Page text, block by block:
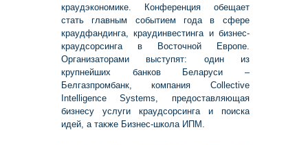
краудэкономике. Конференция обещает
стать главным событием года в сфере
краудфандинга, краудинвестинга и бизнес-
краудсорсинга в Восточной Европе.
Организаторами выступят: один из
крупнейших банков Беларуси –
Белгазпромбанк, компания Collective
Intelligence Systems, предоставляющая
бизнесу услуги краудсорсинга и поиска
идей, а также Бизнес-школа ИПМ.